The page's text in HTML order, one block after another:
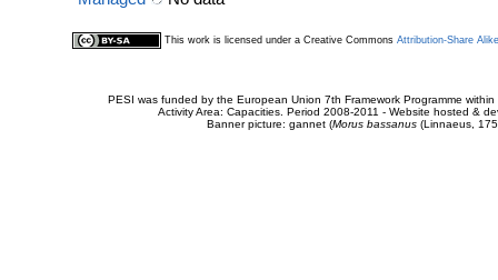
This work is licensed under a Creative Commons Attribution-Share
PESI was funded by the European Union 7th Framework Programme
Activity Area: Capacities. Period 2008-2011 - Website hosted &
Banner picture: gannet (Morus bassanus(Linnaeus,